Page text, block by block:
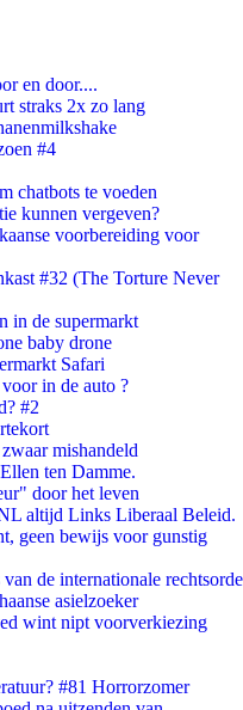
en door....
straks 2x zo lang
#4
chatbots te voeden
kunnen vergeven?
voorbereiding voor
#32 (The Torture Never
in de supermarkt
baby drone
Safari
in de auto ?
#2
mishandeld
ten Damme.
door het leven
altijd Links Liberaal Beleid.
geen bewijs voor gunstig
de internationale rechtsorde
asielzoeker
wint nipt voorverkiezing
#81 Horrorzomer